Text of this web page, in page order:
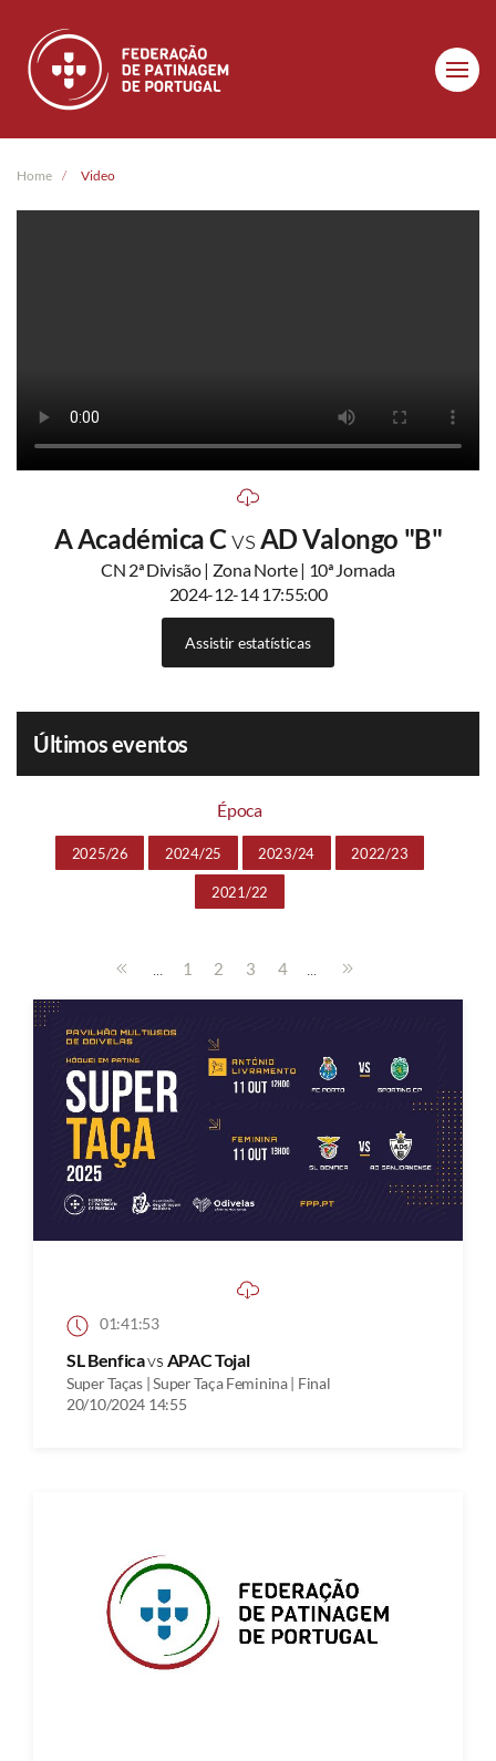
Skip to main content
Home Video
A Académica CvsAD Valongo "B"
CN 2ª Divisão | Zona Norte | 10ª Jornada
2024-12-14 17:55:00
Assistir estatísticas
Últimos eventos
Época
2025/26 2024/25 2023/24 2022/23
2021/22
... 1 2 3 4 ...
01:41:53
SL Benficavs APAC Tojal
Super Taças | Super Taça Feminina | Final
20/10/2024 14:55